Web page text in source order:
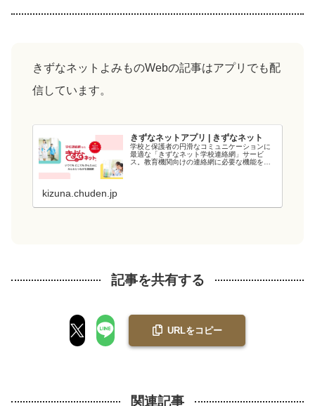
きずなネットよみものWebの記事はアプリでも配
信しています。
きずなネットアプリ | きずなネット
学校と保護者の円滑なコミュニケーションに
最適な「きずなネット学校連絡網」サービ
ス。教育機関向けの連絡網に必要な機能を備
kizuna.chuden.jp
記事を共有する
URLをコピー
関連記事